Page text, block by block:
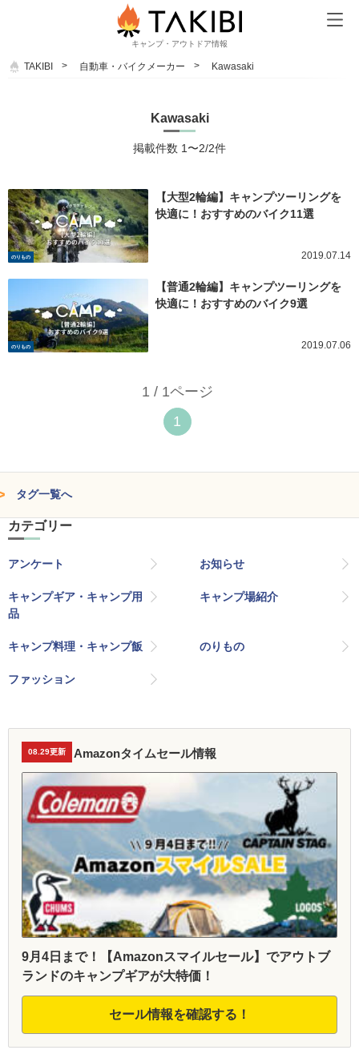
キャンプ・アウトドア情報
TAKIBI 自動車・バイクメーカー Kawasaki
Kawasaki
掲載件数 1〜2/2件
のりもの
【大型2輪編】キャンプツーリングを
快適に！おすすめのバイク11選
2019.07.14
のりもの
【普通2輪編】キャンプツーリングを
快適に！おすすめのバイク9選
2019.07.06
1 / 1ページ
1
タグ一覧へ
カテゴリー
アンケート お知らせ
キャンプギア・キャンプ用
品
キャンプ場紹介
キャンプ料理・キャンプ飯 のりもの
ファッション
08.29更新 Amazonタイムセール情報
9月4日まで！【Amazonスマイルセール】でアウトブ
ランドのキャンプギアが大特価！
セール情報を確認する！